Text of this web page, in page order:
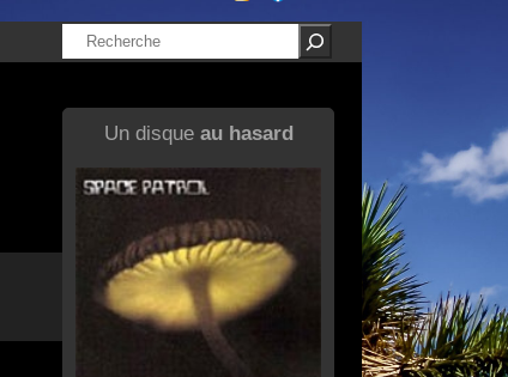
Rechercher
Un disque au hasard